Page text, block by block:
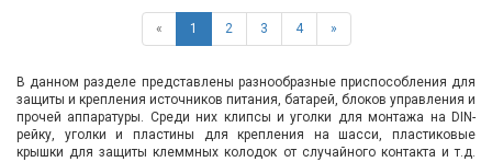
« 1 2 3 4 »
В данном разделе представлены разнообразные приспособления для
защиты и крепления источников питания, батарей, блоков управления и
прочей аппаратуры. Среди них клипсы и уголки для монтажа на DIN-
рейку, уголки и пластины для крепления на шасси, пластиковые
крышки для защиты клеммных колодок от случайного контакта и т.д.